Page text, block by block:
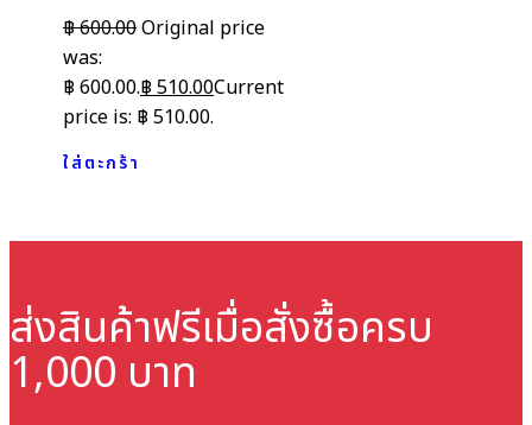
฿600.00Original price
was:
฿ 600.00.฿ 510.00Current
price is: ฿ 510.00.
ใส่ตะกร้า
ส่งสินค้าฟรีเมื่อสั่งซื้อครบ
1,000 บาท